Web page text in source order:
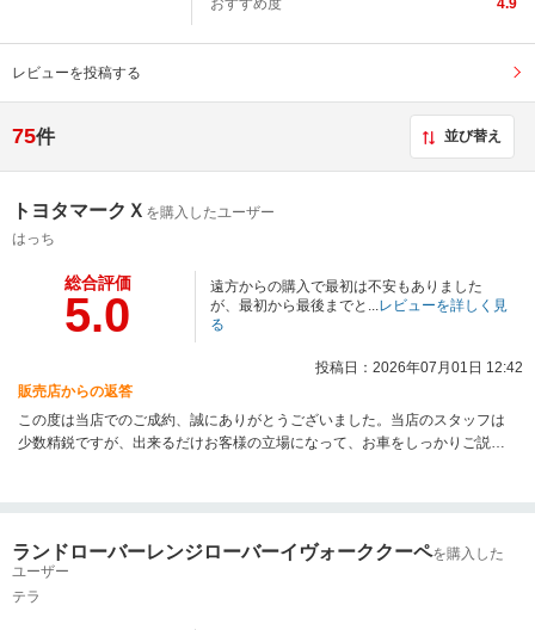
おすすめ度
4.9
レビューを投稿する
75件 並び替え
トヨタマークＸ を購入したユーザー
はっち
総合評価
5.0
遠方からの購入で最初は不安もありました
が、最初から最後までと...レビューを詳しく見
る
投稿日：2026年07月01日 12:42
販売店からの返答
この度は当店でのご成約、誠にありがとうございました。当店のスタッフは
少数精鋭ですが、出来るだけお客様の立場になって、お車をしっかりご説明
も良質な中古車を、お求め安い価格で提供できるよう努力してまいりますの
ランドローバーレンジローバーイヴォーククーペを購入した
ユーザー
テラ